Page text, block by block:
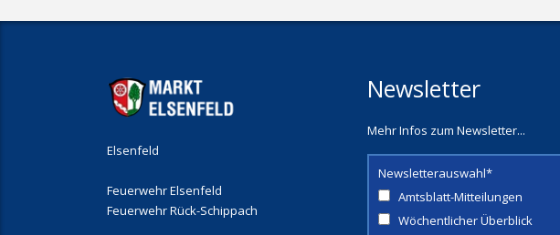
Elsenfeld
Feuerwehr Elsenfeld
Feuerwehr Rück-Schippach
Newsletter
Mehr Infos zum Newsletter...
Newsletterauswahl*
Amtsblatt-Mitteilungen
Wöchentlicher Überblick